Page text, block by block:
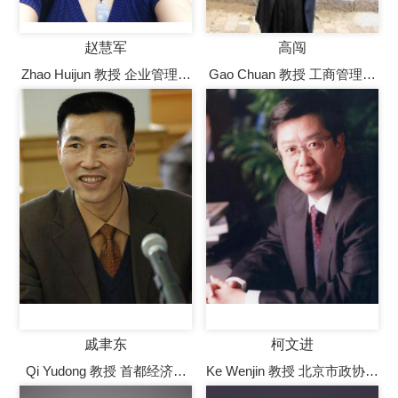
赵慧军
Zhao Huijun 教授 企业管理系
教授，博士生导师
高闯
Gao Chuan 教授 工商管理学
院学术院长，国际比较管理
研究院院长，二级教授，博
士生（后）导师，国务院学
位委员会工商管理学科评议
组成员，国务院政府特殊津
贴专家
戚聿东
Qi Yudong 教授 首都经济贸
柯文进
Ke Wenjin 教授 北京市政协常